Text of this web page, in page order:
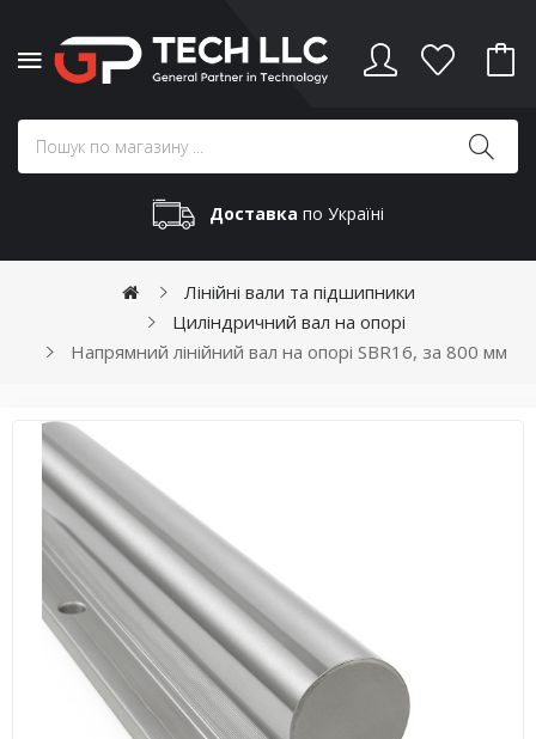
Доставка по Україні
Лінійні вали та підшипники
Циліндричний вал на опорі
Напрямний лінійний вал на опорі SBR16, за 800 мм